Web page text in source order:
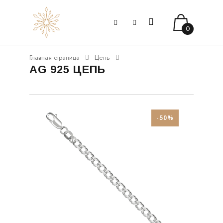
0
Главная страница Цепь
AG 925 ЦЕПЬ
-50%